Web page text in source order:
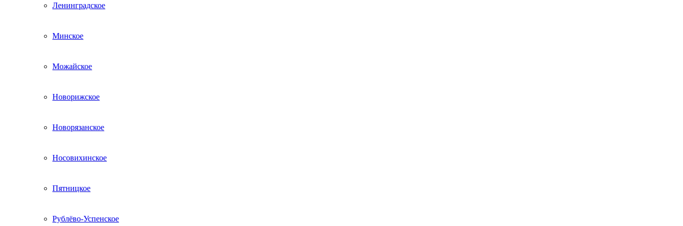
Ленинградское
Минское
Можайское
Новорижское
Новорязанское
Носовихинское
Пятницкое
Рублёво-Успенское